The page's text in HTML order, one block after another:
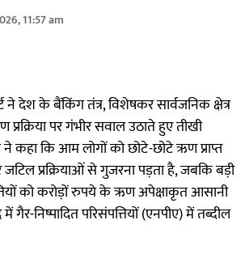
11:57 am
ने देश के बैंकिंग तंत्र, विशेषकर सार्वजनिक क्षेत्र
पर गंभीर सवाल उठाते हुए तीखी
ने कहा कि आम लोगों को छोटे-छोटे ऋण प्राप्त
प्रक्रियाओं से गुजरना पड़ता है, जबकि बड़ी
को करोड़ों रुपये के ऋण अपेक्षाकृत आसानी
गैर-निष्पादित परिसंपत्तियों (एनपीए) में तब्दील